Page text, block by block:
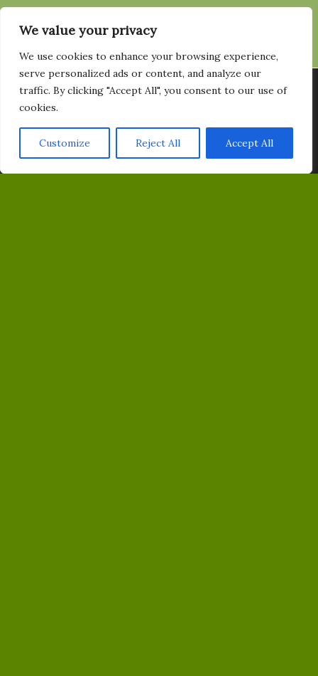
We value your privacy
We use cookies to enhance your browsing experience,
serve personalized ads or content, and analyze our
traffic. By clicking "Accept All", you consent to our use of
cookies.
Customize Reject All Accept All
INSTAGRAM
YOUTUBE
PRENUMERERA PÅ VÅRT NYHETSBREV
Vi använder cookies för att ge dig den bästa upplevelsen på vår
hemsida. Du kan läsa mer om vilka cookies vi använder eller
stänga av dem
Acceptera